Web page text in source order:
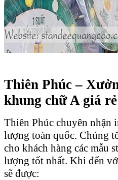
Thiên Phúc –
khung chữ A giá rẻ
Thiên Phúc chuyên nhận
lượng toàn quốc. Chúng
cho khách hàng các mẫu
lượng tốt nhất. Khi đến
sẽ được: